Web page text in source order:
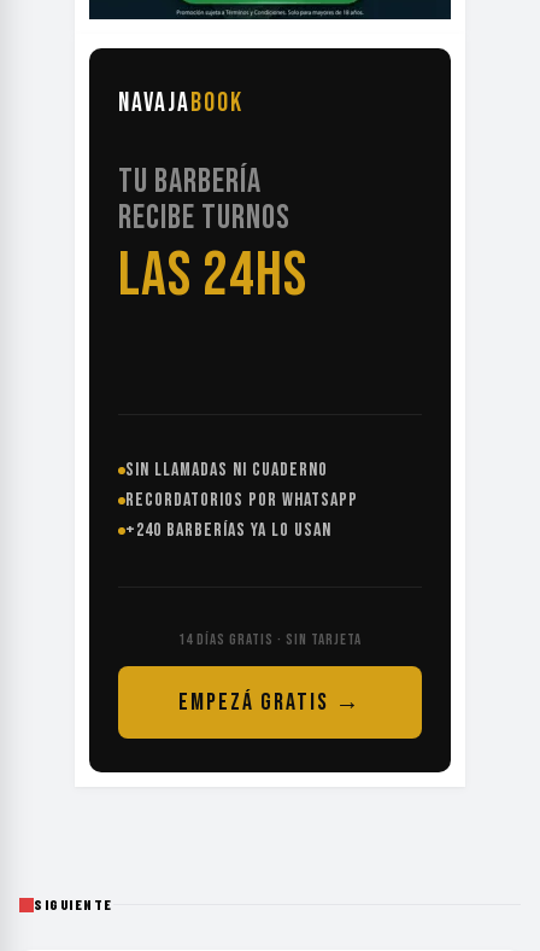
NAVAJABOOK
TU BARBERÍA
RECIBE TURNOS
LAS 24HS
SIN LLAMADAS NI CUADERNO
RECORDATORIOS POR WHATSAPP
+240 BARBERÍAS YA LO USAN
14 DÍAS GRATIS · SIN TARJETA
EMPEZÁ GRATIS →
SIGUIENTE